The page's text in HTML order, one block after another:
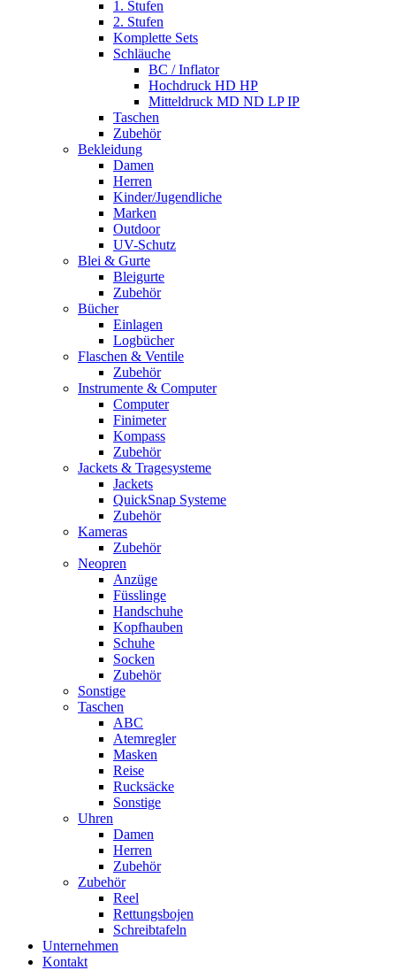
1. Stufen
2. Stufen
Komplette Sets
Schläuche
BC / Inflator
Hochdruck HD HP
Mitteldruck MD ND LP IP
Taschen
Zubehör
Bekleidung
Damen
Herren
Kinder/Jugendliche
Marken
Outdoor
UV-Schutz
Blei & Gurte
Bleigurte
Zubehör
Bücher
Einlagen
Logbücher
Flaschen & Ventile
Zubehör
Instrumente & Computer
Computer
Finimeter
Kompass
Zubehör
Jackets & Tragesysteme
Jackets
QuickSnap Systeme
Zubehör
Kameras
Zubehör
Neopren
Anzüge
Füsslinge
Handschuhe
Kopfhauben
Schuhe
Socken
Zubehör
Sonstige
Taschen
ABC
Atemregler
Masken
Reise
Rucksäcke
Sonstige
Uhren
Damen
Herren
Zubehör
Zubehör
Reel
Rettungsbojen
Schreibtafeln
Unternehmen
Kontakt